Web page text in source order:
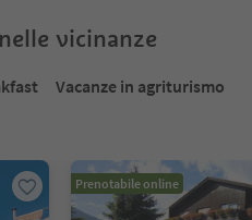
vicinanze
Vacanze in agriturismo
Prenotabile online